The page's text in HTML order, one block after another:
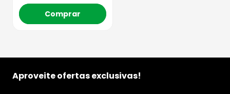
Comprar
Aproveite ofertas exclusivas!